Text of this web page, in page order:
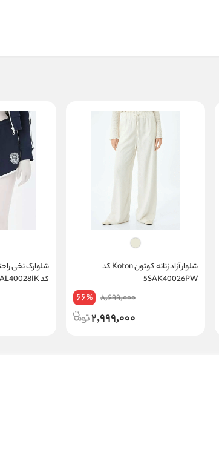
شلوار آزاد زنانه کوتون Koton کد
5SAK40026PW
8,699,000
66%
2,999,000
کد 5SAL40028IK